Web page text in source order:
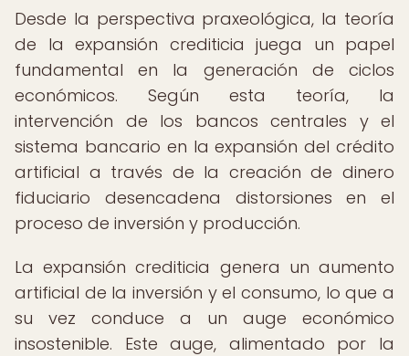
Desde la perspectiva praxeológica, la teoría
de la expansión crediticia juega un papel
fundamental en la generación de ciclos
económicos. Según esta teoría, la
intervención de los bancos centrales y el
sistema bancario en la expansión del crédito
artificial a través de la creación de dinero
fiduciario desencadena distorsiones en el
proceso de inversión y producción.
La expansión crediticia genera un aumento
artificial de la inversión y el consumo, lo que a
su vez conduce a un auge económico
insostenible. Este auge, alimentado por la